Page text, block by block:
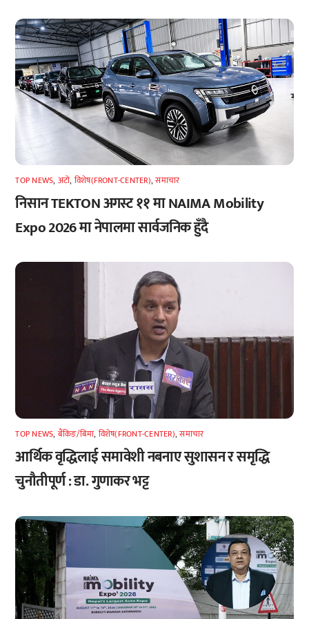
TOP NEWS, अटाे, विशेष(FRONT-CENTER),समाचार
निसान TEKTON अगस्ट ११ मा NAIMA Mobility
Expo 2026 मा नेपालमा सार्वजनिक हुँदै
TOP NEWS, बैंकिङ/बिमा, विशेष(FRONT-CENTER),समाचार
आर्थिक वृद्धिलाई समावेशी नबनाए सुशासन र समृद्धि
चुनौतीपूर्ण : डा. गुणाकर भट्ट